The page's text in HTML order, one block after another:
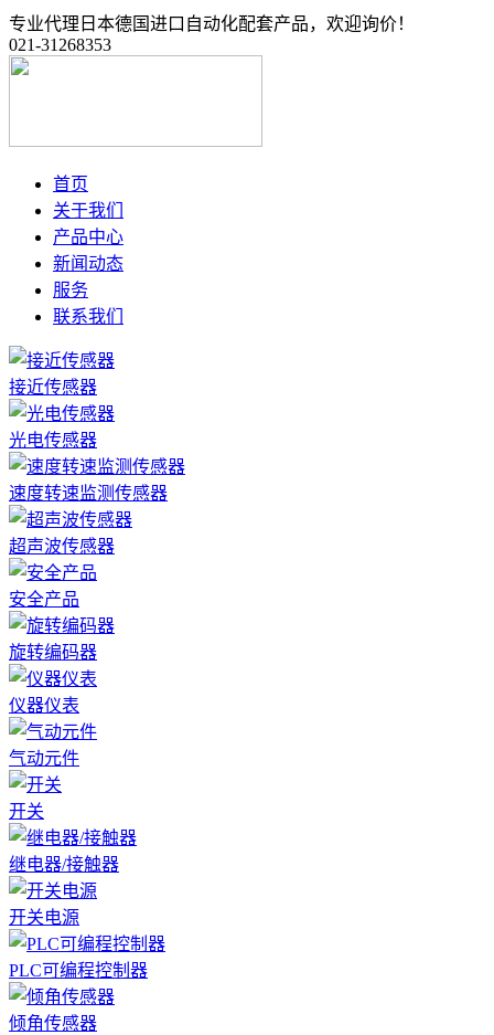
专业代理日本德国进口自动化配套产品，欢迎询价！
021-31268353
首页
关于我们
产品中心
新闻动态
服务
联系我们
接近传感器
光电传感器
速度转速监测传感器
超声波传感器
安全产品
旋转编码器
仪器仪表
气动元件
开关
继电器/接触器
开关电源
PLC可编程控制器
倾角传感器